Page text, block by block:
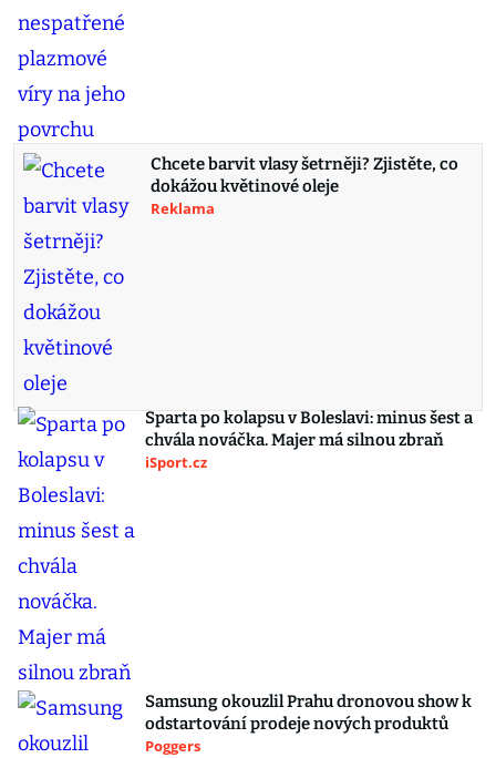
Chcete barvit vlasy šetrněji? Zjistěte, co
dokážou květinové oleje
Reklama
Sparta po kolapsu v Boleslavi: minus šest a
chvála nováčka. Majer má silnou zbraň
iSport.cz
Samsung okouzlil Prahu dronovou show k
odstartování prodeje nových produktů
Poggers